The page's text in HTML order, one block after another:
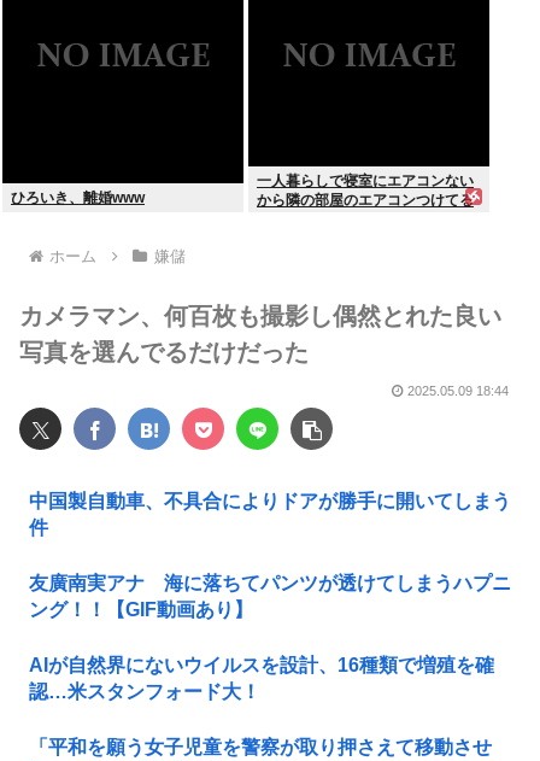
ひろいき、離婚www
一人暮らしで寝室にエアコンない
から隣の部屋のエアコンつけてる
ホーム 嫌儲
カメラマン、何百枚も撮影し偶然とれた良い
写真を選んでるだけだった
2025.05.09 18:44
中国製自動車、不具合によりドアが勝手に開いてしまう
件
友廣南実アナ 海に落ちてパンツが透けてしまうハプニ
ング！！【GIF動画あり】
AIが自然界にないウイルスを設計、16種類で増殖を確
認…米スタンフォード大！
「平和を願う女子児童を警察が取り押さえて移動させ